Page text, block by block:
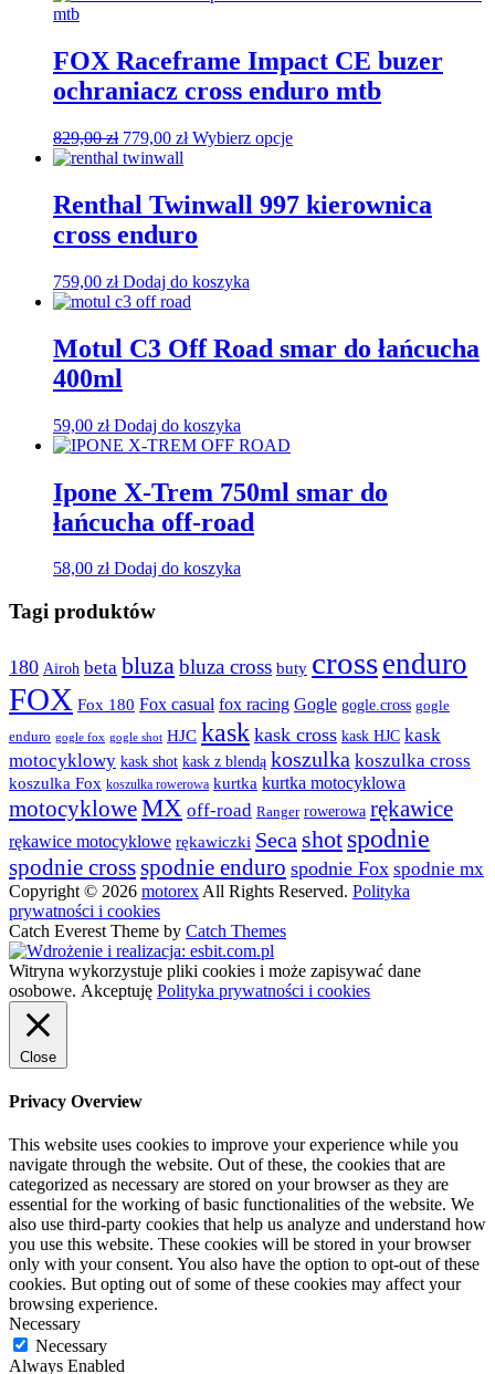
FOX Raceframe Impact CE buzer
ochraniacz cross enduro mtb
829,00zł Pierwotna
cena
829,00 zł.
779,00 złAktualna
779,00 zł.
Wybierz opcjeTen
wiele
wariantów.
produktu
Renthal Twinwall 997 kierownica
cross enduro
759,00 zł Dodaj do koszyka
Motul C3 Off Road smar do łańcucha
400ml
59,00 zł Dodaj do koszyka
Ipone X-Trem 750ml smar do
łańcucha off-road
58,00 zł Dodaj do koszyka
Tagi produktów
180 Airoh beta bluzabluza cross buty crossenduro
FOX Fox 180 Fox casual fox racing Gogle gogle.cross gogle
enduro gogle fox gogle shot HJC kask kask cross kask HJC kask
motocyklowy kask shot kask z blendą koszulka koszulka cross
koszulka Fox koszulka rowerowa kurtka kurtka motocyklowa
motocykloweMX off-road Ranger rowerowa rękawice
rękawice motocyklowe rękawiczki Seca shot spodnie
spodnie crossspodnie enduro spodnie Fox spodnie mx
Copyright © 2026 motorex All Rights Reserved. Polityka
prywatności i cookies
Catch Everest Theme by Catch Themes
Witryna wykorzystuje pliki cookies i może zapisywać dane
osobowe. Akceptuję Polityka prywatności i cookies
Close
Privacy Overview
This website uses cookies to improve your experience while you
navigate through the website. Out of these, the cookies that are
categorized as necessary are stored on your browser as they are
essential for the working of basic functionalities of the website. We
also use third-party cookies that help us analyze and understand how
you use this website. These cookies will be stored in your browser
only with your consent. You also have the option to opt-out of these
cookies. But opting out of some of these cookies may affect your
browsing experience.
Necessary
Necessary
Always Enabled